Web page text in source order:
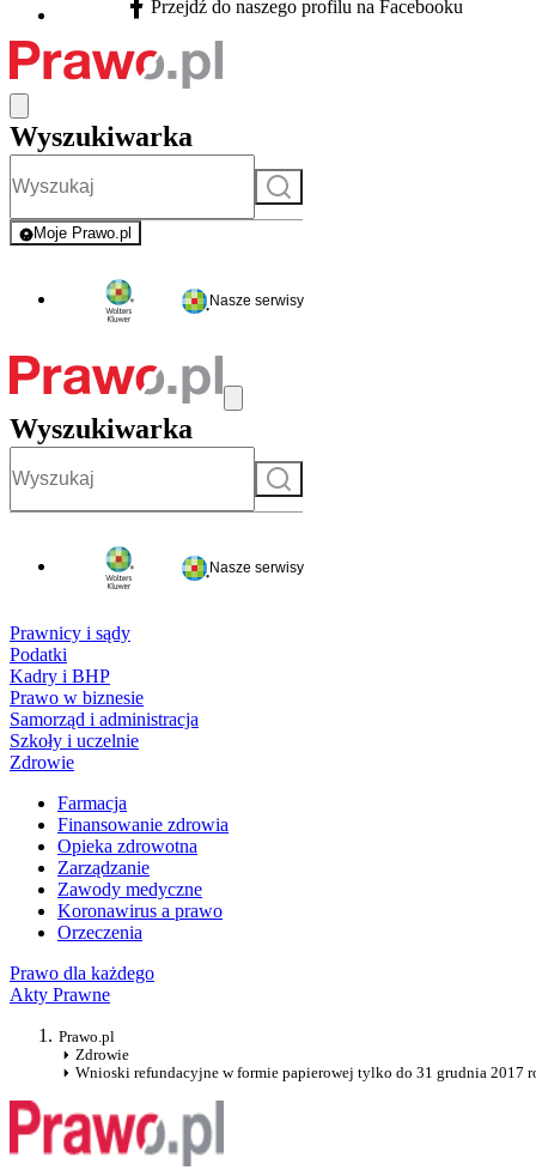
Facebook - otwiera się w nowej karcie
Przejdź do naszego profilu na Facebooku
Wyszukiwarka
Szukaj
Moje Prawo.pl
- rejestracja i logowanie do serwisu
Nasze serwisy
Wyszukiwarka
Szukaj
Nasze serwisy
Prawnicy i sądy
Podatki
Kadry i BHP
Prawo w biznesie
Samorząd i administracja
Szkoły i uczelnie
Zdrowie
Farmacja
Finansowanie zdrowia
Opieka zdrowotna
Zarządzanie
Zawody medyczne
Koronawirus a prawo
Orzeczenia
Prawo dla każdego
Akty Prawne
Prawo.pl
Zdrowie
Wnioski refundacyjne w formie papierowej tylko do 31 grudnia 2017